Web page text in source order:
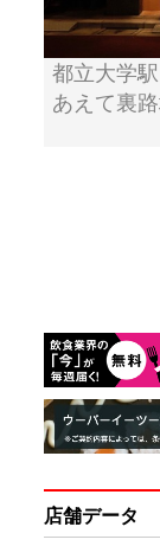
都立大学
あえて裏
店舗データ